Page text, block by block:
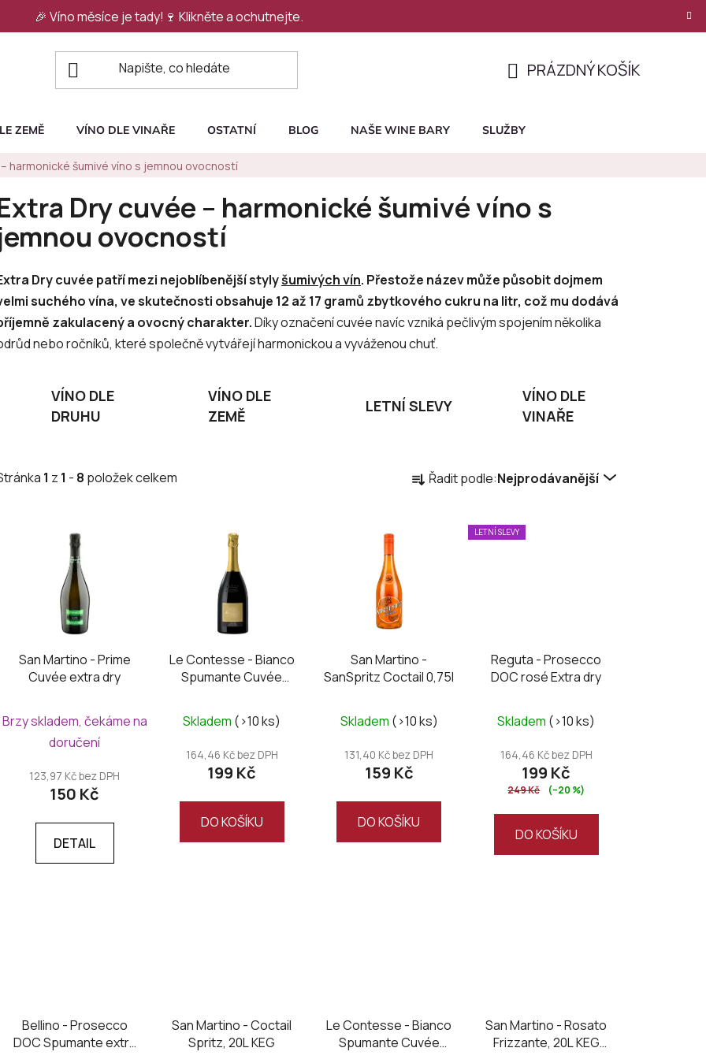
🎉 Víno měsíce je tady!🍷 Klikněte a ochutnejte.
KOŠÍK
PRÁZDNÝ KOŠÍK
ZEMĚ VÍNO DLE VINAŘE OSTATNÍ BLOG NAŠE WINE BARY SLUŽBY
harmonické šumivé víno s jemnou ovocností
Dry cuvée – harmonické šumivé víno s
ovocností
Dry cuvée patří mezi nejoblíbenější stylyšumivých vín. Přestože název může působit dojmem
suchého vína, ve skutečnosti obsahuje 12 až 17 gramů zbytkového cukru na litr, což mu dodává
zakulacený a ovocný charakter.Díky označení cuvée navíc vzniká pečlivým spojením několika
nebo ročníků, které společně vytvářejí harmonickou a vyváženou chuť.
VÍNO DLE
DRUHU
VÍNO DLE
ZEMĚ
LETNÍ SLEVY
VÍNO DLE
VINAŘE
1 z 1 - 8 položek celkem a
d
u
t
ů
Řadit podle:Nejprodávanější
u
k
San Martino - Prime
Cuvée extra dry
Brzy skladem, čekáme na
doručení
123,97 Kč bez DPH
150 Kč
DETAIL
Le Contesse - Bianco
Spumante Cuvée
Skladem (>10 ks)
164,46 Kč bez DPH
199 Kč
DO KOŠÍKU
San Martino -
SanSpritz Coctail 0,75l
Skladem (>10 ks)
131,40 Kč bez DPH
159 Kč
DO KOŠÍKU
LETNÍ SLEVY
Reguta - Prosecco
DOC rosé Extra dry
Skladem (>10 ks)
164,46 Kč bez DPH
199 Kč
249 Kč (–20 %)
DO KOŠÍKU
Bellino - Prosecco
DOC Spumante extra
San Martino - Coctail
Spritz, 20L KEG
Le Contesse - Bianco
Spumante Cuvée
San Martino - Rosato
Frizzante, 20L KEG